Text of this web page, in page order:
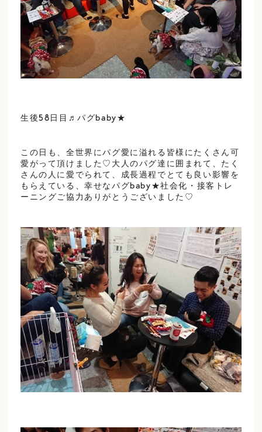
生後58日目♬パグbaby★
この日も、全世界にパグ愛に溢れる皆様にたくさん可
愛がって頂けました♡大人のパグ達に囲まれて、たく
さんの人に愛でられて、成長過程でとても良い影響を
もらえている、幸せなパグbaby★社会化・接客トレ
ーニングご協力ありがとうございました♡